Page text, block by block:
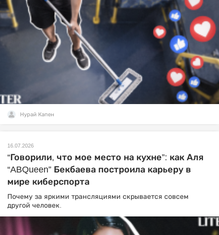
Нурай Капен
16.07.2026
“Говорили, что мое место на кухне”: как Аля
“ABQueen” Бекбаева построила карьеру в
мире киберспорта
Почему за яркими трансляциями скрывается совсем
другой человек.